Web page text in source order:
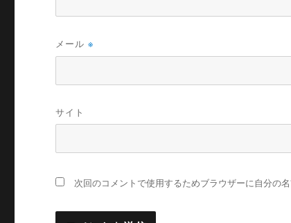
メール※
サイト
次回のコメントで使用するためブラウザーに自分の